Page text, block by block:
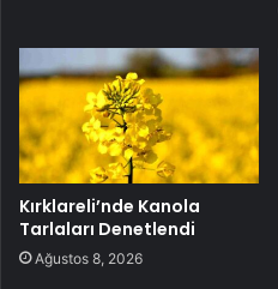
Kırklareli’nde Kanola
Tarlaları Denetlendi
Ağustos 8, 2026